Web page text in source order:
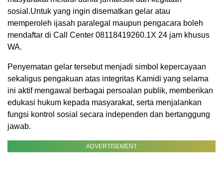
sosial.Untuk yang ingin disematkan gelar atau
memperoleh ijasah paralegal maupun pengacara boleh
mendaftar di Call Center 08118419260.1X 24 jam khusus
WA.
Penyematan gelar tersebut menjadi simbol kepercayaan
sekaligus pengakuan atas integritas Kamidi yang selama
ini aktif mengawal berbagai persoalan publik, memberikan
edukasi hukum kepada masyarakat, serta menjalankan
fungsi kontrol sosial secara independen dan bertanggung
jawab.
ADVERTISEMENT